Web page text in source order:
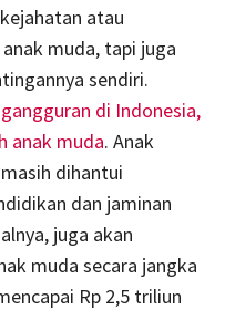
atau
muda, tapi juga
sendiri.
di Indonesia,
anak muda. Anak
dihantui
dan jaminan
juga akan
muda secara jangka
Rp 2,5 triliun